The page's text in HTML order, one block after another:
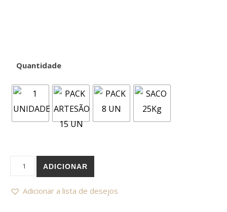
Quantidade
Quantidade de Pó Cerâmico LG Premium 1Kg
ADICIONAR
Adicionar a lista de desejos